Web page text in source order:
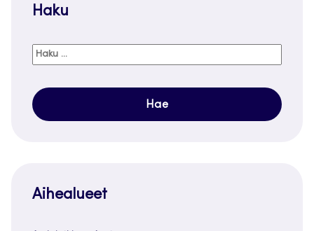
Haku
Haku:
Aihealueet